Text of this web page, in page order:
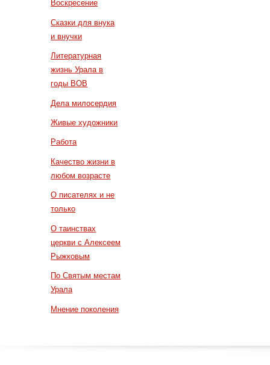
Воскресение
Сказки для внука
и внучки
Литературная
жизнь Урала в
годы ВОВ
Дела милосердия
Живые художники
Работа
Качество жизни в
любом возрасте
О писателях и не
только
О таинствах
церкви с Алексеем
Рыжковым
По Святым местам
Урала
Мнение поколения